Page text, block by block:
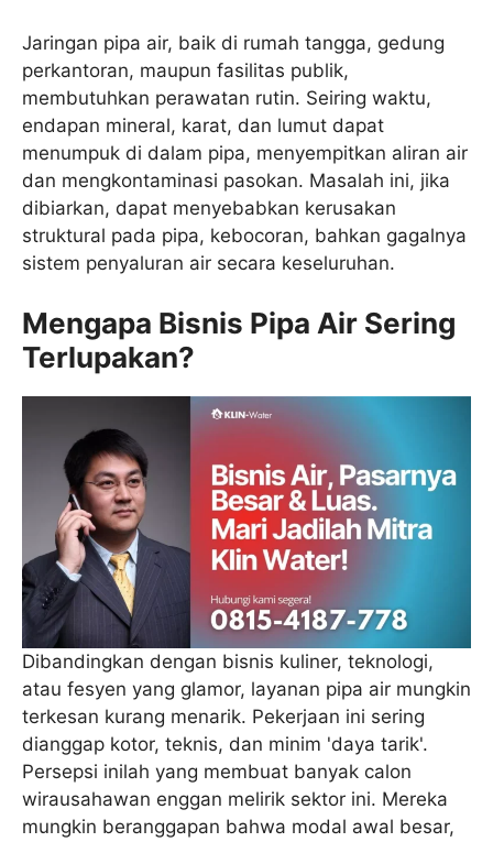
Jaringan pipa air, baik di rumah tangga, gedung
perkantoran, maupun fasilitas publik,
membutuhkan perawatan rutin. Seiring waktu,
endapan mineral, karat, dan lumut dapat
menumpuk di dalam pipa, menyempitkan aliran air
dan mengkontaminasi pasokan. Masalah ini, jika
dibiarkan, dapat menyebabkan kerusakan
struktural pada pipa, kebocoran, bahkan gagalnya
sistem penyaluran air secara keseluruhan.
Mengapa Bisnis Pipa Air Sering
Terlupakan?
Dibandingkan dengan bisnis kuliner, teknologi,
atau fesyen yang glamor, layanan pipa air mungkin
terkesan kurang menarik. Pekerjaan ini sering
dianggap kotor, teknis, dan minim 'daya tarik'.
Persepsi inilah yang membuat banyak calon
wirausahawan enggan melirik sektor ini. Mereka
mungkin beranggapan bahwa modal awal besar,